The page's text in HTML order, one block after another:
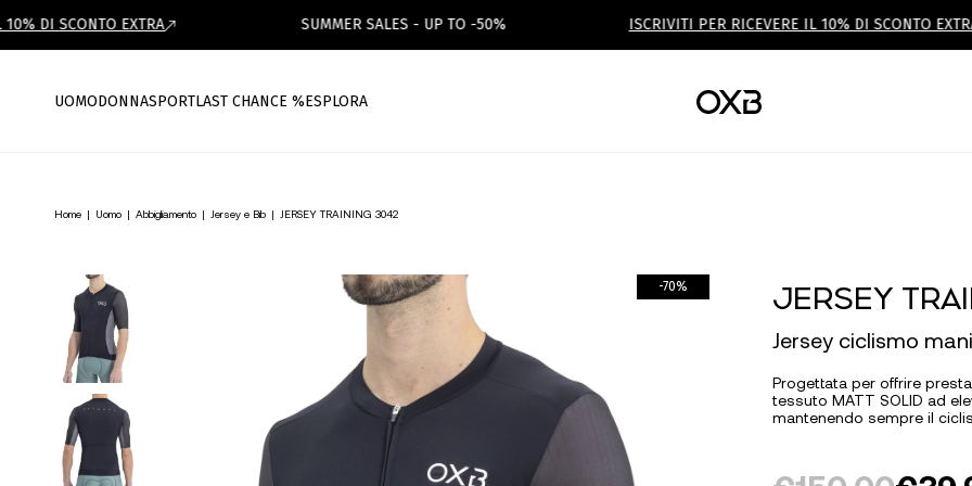
DI SCONTO EXTRA SUMMER SALES - UP TO -50% ISCRIVITI PER RICEVERE IL 10% DI SCONTO EXTRA
UOMODONNASPORTLAST CHANCE %ESPLORA
Home | Uomo | Abbigliamento | Jersey e Bib | JERSEY TRAINING 3042
-70% JERSEY
Jersey ciclismo
Progettata per offrire
tessuto MATT SOLID ad
mantenendo sempre il